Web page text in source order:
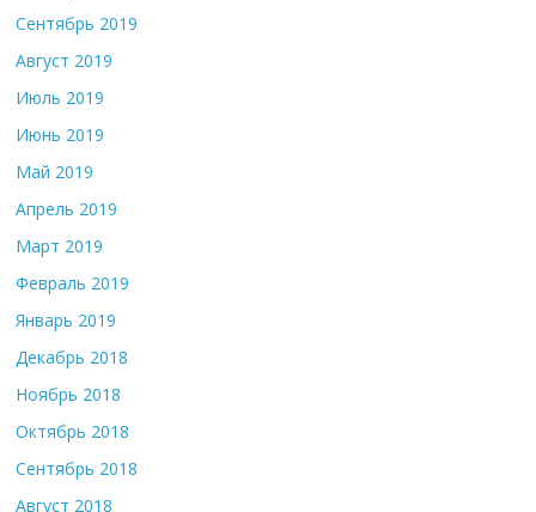
Сентябрь 2019
Август 2019
Июль 2019
Июнь 2019
Май 2019
Апрель 2019
Март 2019
Февраль 2019
Январь 2019
Декабрь 2018
Ноябрь 2018
Октябрь 2018
Сентябрь 2018
Август 2018